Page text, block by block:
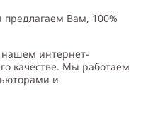
Вам, 100%
интернет-
качестве. Мы работаем
и